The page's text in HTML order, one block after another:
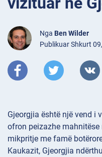
Nga Ben Wilder
Publikuar Shkurt
Gjeorgjia është një vend i
ofron peizazhe
mikpritje me famë
Kaukazit, Gjeorgjia